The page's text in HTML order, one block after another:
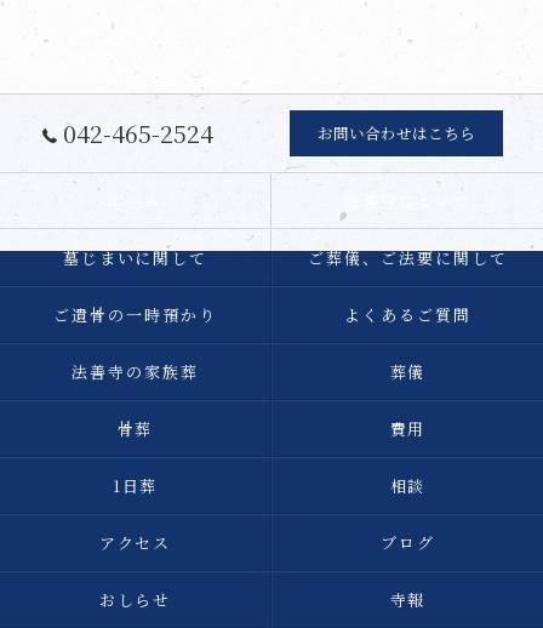
042-465-2524 お問い合わせはこちら
墓じまいに関して ご葬儀、ご法要に関して
ご遺骨の一時預かり よくあるご質問
法善寺の家族葬 葬儀
骨葬 費用
1日葬 相談
アクセス ブログ
おしらせ 寺報